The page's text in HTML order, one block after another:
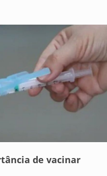
de vacinar